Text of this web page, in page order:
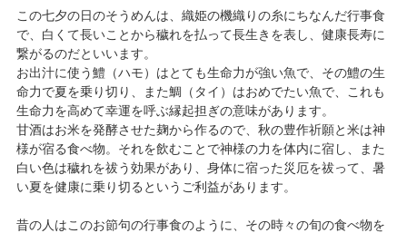
この七夕の日のそうめんは、織姫の機織りの糸にちなんだ行事食
で、白くて長いことから穢れを払って長生きを表し、健康長寿に
繋がるのだといいます。
お出汁に使う鱧（ハモ）はとても生命力が強い魚で、その鱧の生
命力で夏を乗り切り、また鯛（タイ）はおめでたい魚で、これも
生命力を高めて幸運を呼ぶ縁起担ぎの意味があります。
甘酒はお米を発酵させた麹から作るので、秋の豊作祈願と米は神
様が宿る食べ物。それを飲むことで神様の力を体内に宿し、また
白い色は穢れを祓う効果があり、身体に宿った災厄を祓って、暑
い夏を健康に乗り切るというご利益があります。
昔の人はこのお節句の行事食のように、その時々の旬の食べ物を